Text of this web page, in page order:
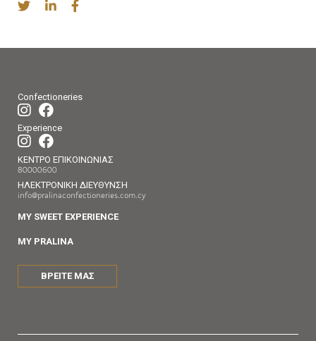
Confectioneries
Experience
ΚΕΝΤΡΟ ΕΠΙΚΟΙΝΩΝΙΑΣ
80000600
ΗΛΕΚΤΡΟΝΙΚΗ ΔΙΕΥΘΥΝΣΗ
info@pralinaconfectioneries.com.cy
MY SWEET EXPERIENCE
MY PRALINA
ΒΡΕΙΤΕ ΜΑΣ